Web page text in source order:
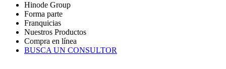
Hinode Group
Forma parte
Franquicias
Nuestros Productos
Compra en línea
BUSCA UN CONSULTOR